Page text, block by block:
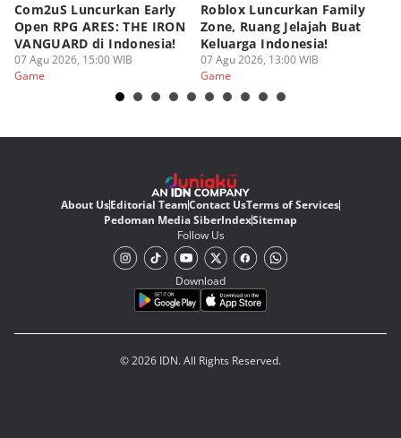
Com2uS Luncurkan Early
Open RPG ARES: THE IRON
VANGUARD di Indonesia!
07 Agu 2026, 15:00 WIB
Game
Roblox Luncurkan Family
Zone, Ruang Jelajah Buat
Keluarga Indonesia!
07 Agu 2026, 13:00 WIB
Game
About UsEditorial TeamContact UsTerms of Services
Pedoman Media SiberIndexSitemap
Follow Us
Download
© 2026 IDN. All Rights Reserved.